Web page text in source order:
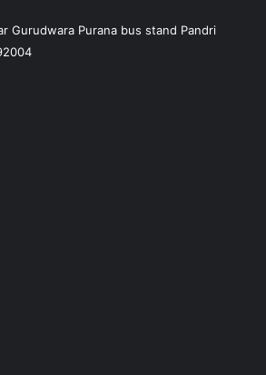
Gurudwara Purana bus stand Pandri